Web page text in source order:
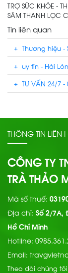
TRỢ SỨC KHỎE -
SÂM THANH LỌC
Tin liên quan
+ Thương hiệu -
+ uy tín - Hài
+ TƯ VẤN 24/7 -
THÔNG TIN LIÊN
CÔNG TY
TRÀ THẢO
Mã số thuế:
Địa chỉ: Số 2/7A,
Hồ Chí Minh
Hotline:
Email:
Theo dõi chúng